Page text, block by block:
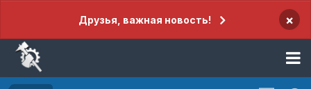
Друзья, важная новость! ×